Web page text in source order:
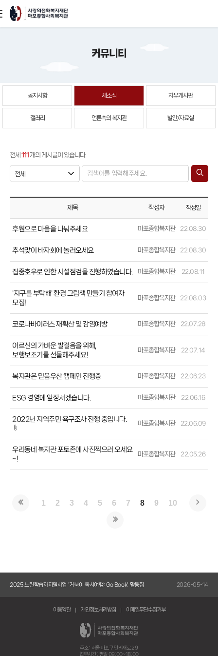
본문
커뮤니티
공지사항 새소식 자유게시판
갤러리 언론속의 복지관 발간/자료실
전체 111 개의 게시글이 있습니다.
제목 작성자 작성일
후원으로 마음을 나눠주세요 마포종합복지관 22.08.30
추석맞이 바자회에 놀러오세요 마포종합복지관 22.08.30
집중호우로 인한 시설점검을 진행하였습니다. 마포종합복지관 22.08.11
'지구를 부탁해' 환경 그림책 만들기 참여자
모집!
마포종합복지관 22.08.03
코로나바이러스 재확산 및 감염예방 마포종합복지관 22.07.28
어르신의 가벼운 발걸음을 위해,
보행보조기를 선물해주세요!
마포종합복지관 22.07.14
복지관은 믿음우산 캠페인 진행중 마포종합복지관 22.06.23
ESG 경영에 앞장서겠습니다. 마포종합복지관 22.06.16
2022년 지역주민 욕구조사 진행 중입니다.
마포종합복지관 22.06.09
우리동네 복지관 포토존에 사진찍으러 오세요
~!
마포종합복지관 22.05.26
1 2 3 4 5 6 7 8 9 10
이용약관 개인정보처리방침 이메일무단수집거부
2025 느린학습자지원사업 '거북이 독서여행: Go Book' 활동집 2026-05-14
주소 : 서울 마포구 만리재로 29
업무시간 : 평일 09:00~18:00